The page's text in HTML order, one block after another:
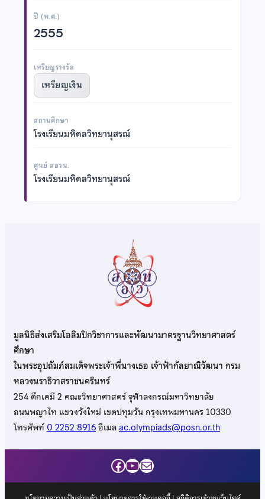
ปี (พ.ศ.)
2555
เหรียญรางวัล
เหรียญเงิน
สถานศึกษา
โรงเรียนมหิดลวิทยานุสรณ์
ศูนย์ สอวน.
โรงเรียนมหิดลวิทยานุสรณ์
มูลนิธิส่งเสริมโอลิมปิกวิชาการและพัฒนามาตรฐานวิทยาศาสตร์
ศึกษา
ในพระอุปถัมภ์สมเด็จพระเจ้าพี่นางเธอ เจ้าฟ้ากัลยาณิวัฒนา กรม
หลวงนราธิวาสราชนครินทร์
254 ตึกเคมี 2 คณะวิทยาศาสตร์ จุฬาลงกรณ์มหาวิทยาลัย
ถนนพญาไท แขวงวังใหม่ เขตปทุมวัน กรุงเทพมหานคร 10330
โทรศัพท์0 2252 8916อีเมลac.olympiads@posn.or.th
Facebook
YouTube
Mail